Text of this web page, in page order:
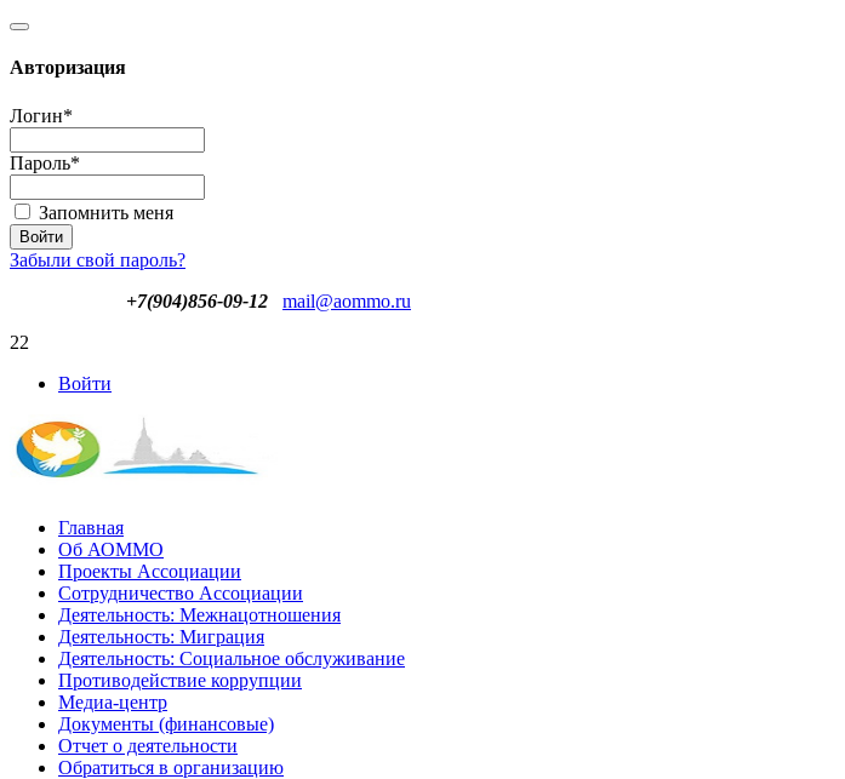
Авторизация
Логин*
Пароль*
Запомнить меня
Забыли свой пароль?
+7(904)856-09-12
mail@aommo.ru
22
Войти
Главная
Об АОММО
Проекты Ассоциации
Сотрудничество Ассоциации
Деятельность: Межнацотношения
Деятельность: Миграция
Деятельность: Социальное обслуживание
Противодействие коррупции
Медиа-центр
Документы (финансовые)
Отчет о деятельности
Обратиться в организацию